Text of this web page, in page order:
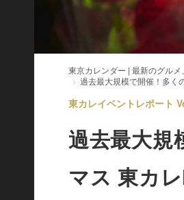
東京カレンダー | 最新のグル
過去最大規模で開催！多く
東カレイベントレポート
過去最大規
マス 東カ